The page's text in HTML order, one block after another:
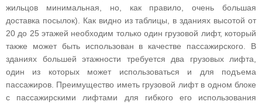
жильцов минимальная, но, как правило, очень большая
доставка посылок). Как видно из таблицы, в зданиях высотой от
20 до 25 этажей необходим только один грузовой лифт, который
также может быть использован в качестве пассажирского. В
зданиях большей этажности требуется два грузовых лифта,
один из которых может использоваться и для подъема
пассажиров. Преимущество иметь грузовой лифт в одном блоке
с пассажирскими лифтами для гибкого его использования